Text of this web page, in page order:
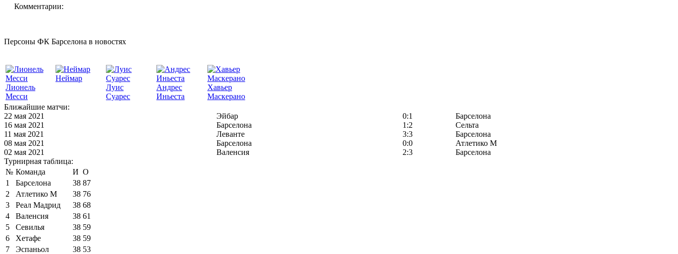
Комментарии:
Персоны ФК Барселона в новостях
Лионель
Месси
Неймар
Луис
Суарес
Андрес
Иньеста
Хавьер
Маскерано
Ближайшие матчи:
22 мая 2021
Эйбар 0:1
Барселона
16 мая 2021
Барселона 1:2
Сельта
11 мая 2021
Леванте 3:3
Барселона
08 мая 2021
Барселона 0:0
Атлетико М
02 мая 2021
Валенсия 2:3
Барселона
Турнирная таблица:
№ Команда И О
1
Барселона 38 87
2
Атлетико М 38 76
3
Реал Мадрид 38 68
4
Валенсия 38 61
5
Севилья 38 59
6
Хетафе 38 59
7
Эспаньол 38 53